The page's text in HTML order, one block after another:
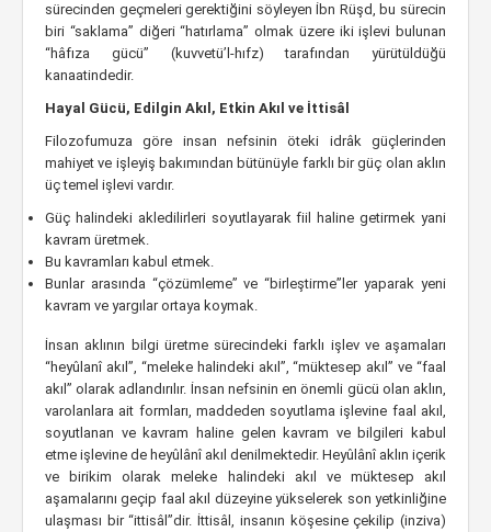
sürecinden geçmeleri gerektiğini söyleyen İbn Rüşd, bu sürecin
biri “saklama” diğeri “hatırlama” olmak üzere iki işlevi bulunan
“hâfıza gücü” (kuvvetü’l-hıfz) tarafından yürütüldüğü
kanaatindedir.
Hayal Gücü, Edilgin Akıl, Etkin Akıl ve İttisâl
Filozofumuza göre insan nefsinin öteki idrâk güçlerinden
mahiyet ve işleyiş bakımından bütünüyle farklı bir güç olan aklın
üç temel işlevi vardır.
Güç halindeki akledilirleri soyutlayarak fiil haline getirmek yani
kavram üretmek.
Bu kavramları kabul etmek.
Bunlar arasında “çözümleme” ve “birleştirme”ler yaparak yeni
kavram ve yargılar ortaya koymak.
İnsan aklının bilgi üretme sürecindeki farklı işlev ve aşamaları
“heyûlanî akıl”, “meleke halindeki akıl”, “müktesep akıl” ve “faal
akıl” olarak adlandırılır. İnsan nefsinin en önemli gücü olan aklın,
varolanlara ait formları, maddeden soyutlama işlevine faal akıl,
soyutlanan ve kavram haline gelen kavram ve bilgileri kabul
etme işlevine de heyûlânî akıl denilmektedir. Heyûlânî aklın içerik
ve birikim olarak meleke halindeki akıl ve müktesep akıl
aşamalarını geçip faal akıl düzeyine yükselerek son yetkinliğine
ulaşması bir “ittisâl”dir. İttisâl, insanın köşesine çekilip (inziva)